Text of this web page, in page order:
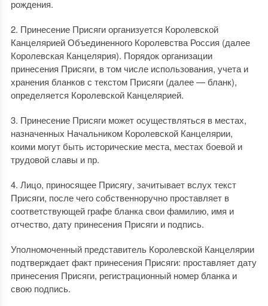
рождения.
2. Принесение Присяги организуется Королевской
Канцелярией Объединенного Королевства Россия (далее
Королевская Канцелярия). Порядок организации
принесения Присяги, в том числе использования, учета и
хранения бланков с текстом Присяги (далее — бланк),
определяется Королевской Канцелярией.
3. Принесение Присяги может осуществляться в местах,
назначенных Начальником Королевской Канцелярии,
коими могут быть исторические места, местах боевой и
трудовой славы и пр.
4. Лицо, приносящее Присягу, зачитывает вслух текст
Присяги, после чего собственноручно проставляет в
соответствующей графе бланка свои фамилию, имя и
отчество, дату принесения Присяги и подпись.
Уполномоченный представитель Королевской Канцелярии
подтверждает факт принесения Присяги: проставляет дату
принесения Присяги, регистрационный номер бланка и
свою подпись.